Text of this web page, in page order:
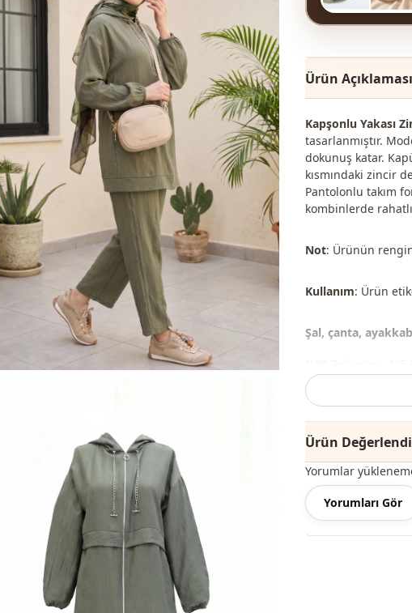
Ürün Açıklaması
Kapşonlu Yakası
tasarlanmıştır.
dokunuş katar.
kısmındaki zincir
Pantolonlu takım
kombinlerde
Not: Ürünün
Kullanım: Ürün
Şal, çanta,
Yaka
Mevsi̇m
Kumaş
Kategori̇
Ürün
Yorumlar
Yorumları Gör